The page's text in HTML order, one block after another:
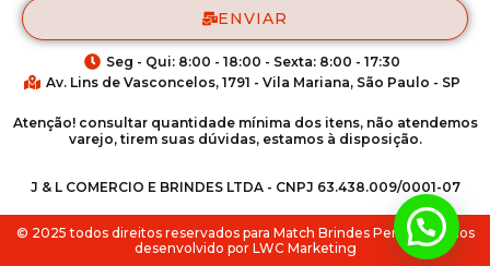
ENVIAR
Seg - Qui: 8:00 - 18:00 - Sexta: 8:00 - 17:30
Av. Lins de Vasconcelos, 1791 - Vila Mariana, São Paulo - SP
Atenção! consultar quantidade mínima dos itens, não atendemos
varejo, tirem suas dúvidas, estamos à disposição.
J & L COMERCIO E BRINDES LTDA - CNPJ 63.438.009/0001-07
© 2025 todos direitos reservados para Match Brindes Personalizados
desenvolvido por LWC Marketing
Fale via Whatsapp